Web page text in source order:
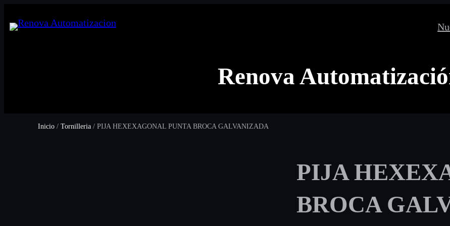
Renova
Inicio /Tornilleria / PIJA HEXEXAGONAL PUNTA BROCA GALVANIZADA
PIJA
BROCA